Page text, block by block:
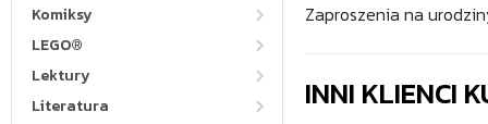
Komiksy
LEGO®
Lektury
Literatura
Zaproszenia na
INNI KLIENCI